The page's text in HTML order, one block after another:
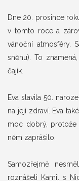
Dne 20. prosince
v tomto roce a
vánoční atmosféry.
sněhu). To
čajík.
Eva slavila 50.
na její zdraví. Eva
moc dobrý,
něm zaprášilo.
Samozřejmě
roznášeli Kamil s